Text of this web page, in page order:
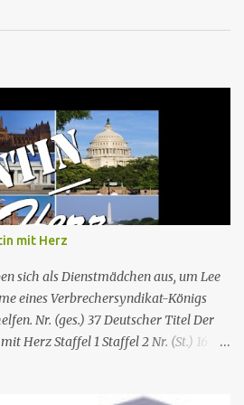
mit Herz
sich als Dienstmädchen aus, um Lee
eines Verbrechersyndikat-Königs
Nr. (ges.) 37 Deutscher Titel Der
Herz Staffel 1 Staffel 2 Nr. (St.) 16